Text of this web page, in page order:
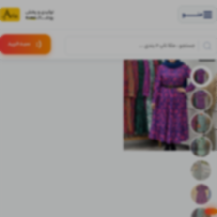
منــــــــــــو
(: سبـدخرید